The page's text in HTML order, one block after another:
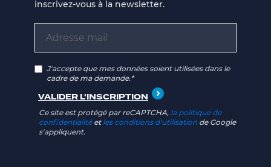
inscrivez-vous à la newsletter.
J'accepte que mes données soient utilisées dans le
cadre de ma demande.*
Ce site est protégé par reCAPTCHA, la politique de
confidentialitéet les conditions d'utilisation de Google
s'appliquent.